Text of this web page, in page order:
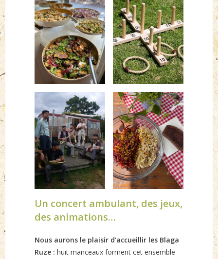
Un concert ambulant, des jeux,
des animations…
Nous aurons le plaisir d’accueillir les Blaga
Ruze : huit manceaux forment cet ensemble